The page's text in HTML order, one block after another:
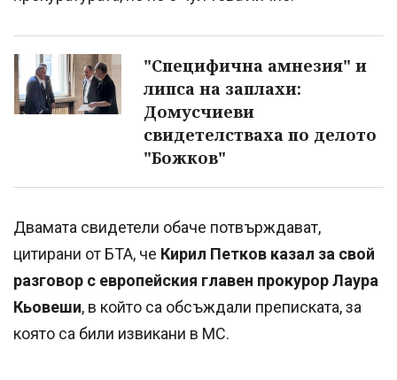
"Специфична амнезия" и
липса на заплахи:
Домусчиеви
свидетелстваха по делото
"Божков"
Двамата свидетели обаче потвърждават,
цитирани от БТА, че Кирил Петков казал за свой
разговор с европейския главен прокурор Лаура
Кьовеши, в който са обсъждали преписката, за
която са били извикани в МС.